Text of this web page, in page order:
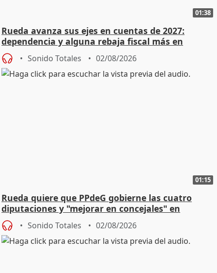
01:38
Rueda avanza sus ejes en cuentas de 2027:
dependencia y alguna rebaja fiscal más en
vivienda
Sonido Totales 02/08/2026
01:15
Rueda quiere que PPdeG gobierne las cuatro
diputaciones y "mejorar en concejales" en
ciudades
Sonido Totales 02/08/2026